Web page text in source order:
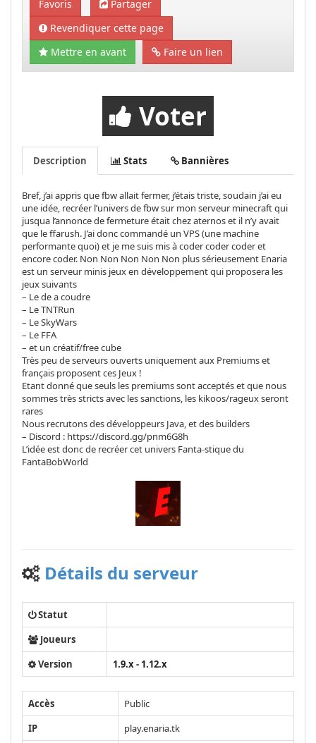
Favoris
Partager
Revendiquer cette page
Mettre en avant
Faire un lien
Voter
Description Stats Bannières
Bref, j’ai appris que fbw allait fermer, j’étais triste, soudain j’ai eu
une idée, recréer l’univers de fbw sur mon serveur minecraft qui
jusqua l’annonce de fermeture était chez aternos et il n’y avait
que le ffarush. J’ai donc commandé un VPS (une machine
performante quoi) et je me suis mis à coder coder coder et
encore coder. Non Non Non Non Non plus sérieusement Enaria
est un serveur minis jeux en développement qui proposera les
jeux suivants
– Le de a coudre
– Le TNTRun
– Le SkyWars
– Le FFA
– et un créatif/free cube
Très peu de serveurs ouverts uniquement aux Premiums et
français proposent ces Jeux !
Etant donné que seuls les premiums sont acceptés et que nous
sommes très stricts avec les sanctions, les kikoos/rageux seront
rares
Nous recrutons des développeurs Java, et des builders
– Discord : https://discord.gg/pnm6G8h
L’idée est donc de recréer cet univers Fanta-stique du
FantaBobWorld
Détails du serveur
Statut
Joueurs
Version
1.9.x - 1.12.x
Accès
Public
IP
play.enaria.tk